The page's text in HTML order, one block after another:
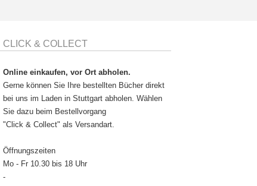
CLICK & COLLECT
Online einkaufen, vor Ort abholen.
Gerne können Sie Ihre bestellten Bücher direkt
bei uns im Laden in Stuttgart abholen. Wählen
Sie dazu beim Bestellvorgang
"Click & Collect" als Versandart.
Öffnungszeiten
Mo - Fr 10.30 bis 18 Uhr
-